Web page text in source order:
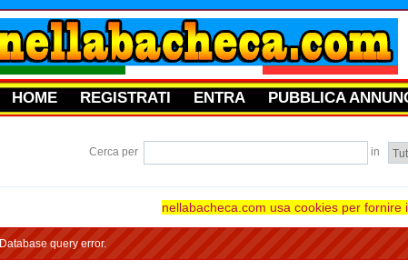
HOME REGISTRATI ENTRA PUBBLICA
Cerca per in
nellabacheca.com usa cookies per fornire
Database query error.